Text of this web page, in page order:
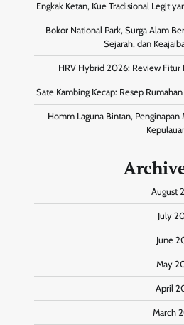
Engkak Ketan, Kue Tradisional Legit
Bokor National Park, Surga Alam
Sejarah, dan
HRV Hybrid 2026: Review Fitur
Sate Kambing Kecap: Resep
Homm Laguna Bintan, Penginapan
August
July
June
May
April
March